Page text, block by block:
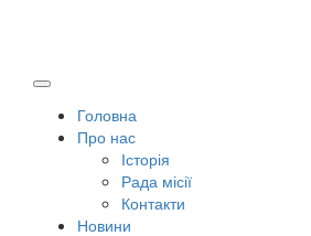
Головна
Про нас
Історія
Рада місії
Контакти
Новини